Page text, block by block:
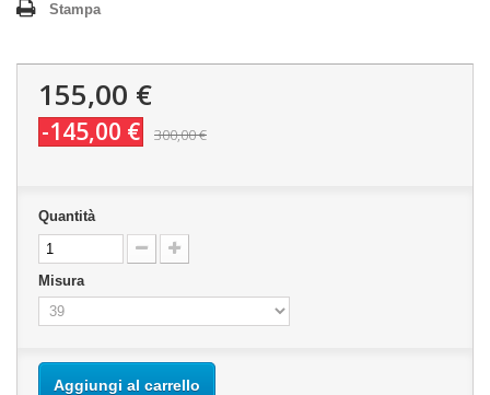
Stampa
155,00 €
-145,00 € 300,00 €
Quantità
Misura
Aggiungi al carrello